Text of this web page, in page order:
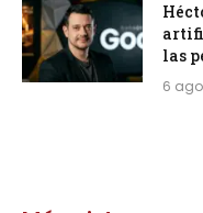
las
6